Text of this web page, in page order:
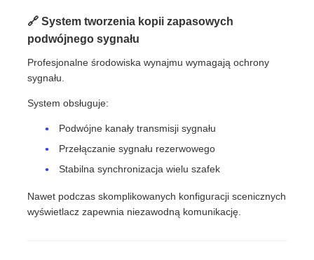
🔗 System tworzenia kopii zapasowych
podwójnego sygnału
Profesjonalne środowiska wynajmu wymagają ochrony
sygnału.
System obsługuje:
Podwójne kanały transmisji sygnału
Przełączanie sygnału rezerwowego
Stabilna synchronizacja wielu szafek
Nawet podczas skomplikowanych konfiguracji scenicznych
wyświetlacz zapewnia niezawodną komunikację.